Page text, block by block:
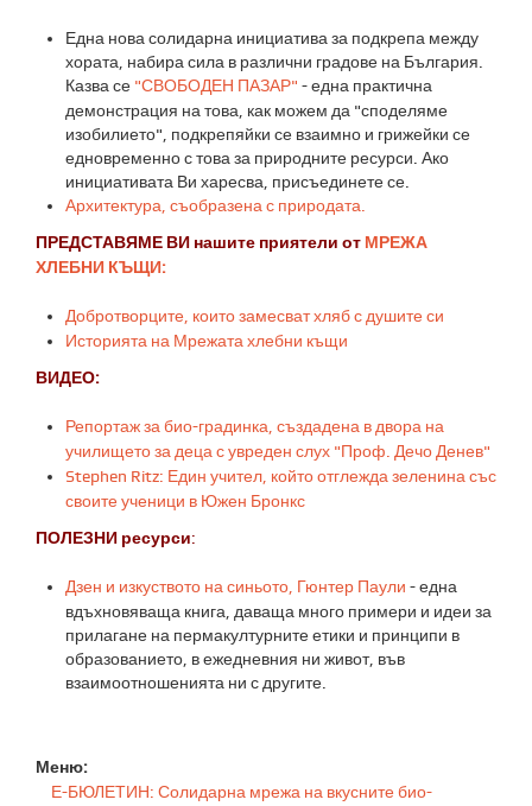
Една нова солидарна инициатива за подкрепа между
хората, набира сила в различни градове на България.
Казва се "СВОБОДЕН ПАЗАР" - една практична
демонстрация на това, как можем да "споделяме
изобилието", подкрепяйки се взаимно и грижейки се
едновременно с това за природните ресурси. Ако
инициативата Ви харесва, присъединете се.
Архитектура, съобразена с природата.
ПРЕДСТАВЯМЕ ВИ нашите приятели от МРЕЖА
ХЛЕБНИ КЪЩИ:
Добротворците, които замесват хляб с душите си
Историята на Мрежата хлебни къщи
ВИДЕО:
Репортаж за био-градинка, създадена в двора на
училището за деца с увреден слух "Проф. Дечо Денев"
Stephen Ritz: Един учител, който отглежда зеленина със
своите ученици в Южен Бронкс
ПОЛЕЗНИ ресурси:
Дзен и изкуството на синьото, Гюнтер Паули - една
вдъхновяваща книга, даваща много примери и идеи за
прилагане на пермакултурните етики и принципи в
образованието, в ежедневния ни живот, във
взаимоотношенията ни с другите.
Меню:
Е-БЮЛЕТИН: Солидарна мрежа на вкусните био-